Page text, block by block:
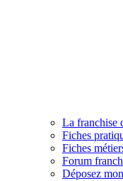
La franchise
Fiches
Fiches
Forum
Déposez